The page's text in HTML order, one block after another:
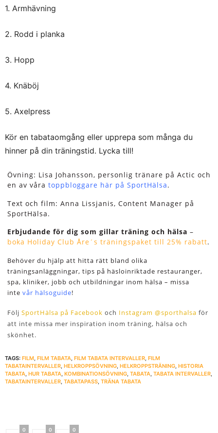
1. Armhävning
2. Rodd i planka
3. Hopp
4. Knäböj
5. Axelpress
Kör en tabataomgång eller upprepa som många du
hinner på din träningstid. Lycka till!
Övning: Lisa Johansson, personlig tränare på Actic och
en av våra toppbloggare här på SportHälsa.
Text och film: Anna Lissjanis, Content Manager på
SportHälsa.
Erbjudande för dig som gillar träning och hälsa –
boka Holiday Club Åre´s träningspaket till 25% rabatt.
Behöver du hjälp att hitta rätt bland olika
träningsanläggningar, tips på häsloinriktade restauranger,
spa, kliniker, jobb och utbildningar inom hälsa – missa
inte vår hälsoguide!
Följ SportHälsa på Facebook och Instagram @sporthalsa för
att inte missa mer inspiration inom träning, hälsa och
skönhet.
TAGS: FILM, FILM TABATA, FILM TABATA INTERVALLER, FILM
TABATAINTERVALLER, HELKROPPSÖVNING, HELKROPPSTRÄNING, HISTORIA
TABATA, HUR TABATA, KOMBINATIONSÖVNING, TABATA, TABATA INTERVALLER,
TABATAINTERVALLER, TABATAPASS, TRÄNA TABATA
0 0 0